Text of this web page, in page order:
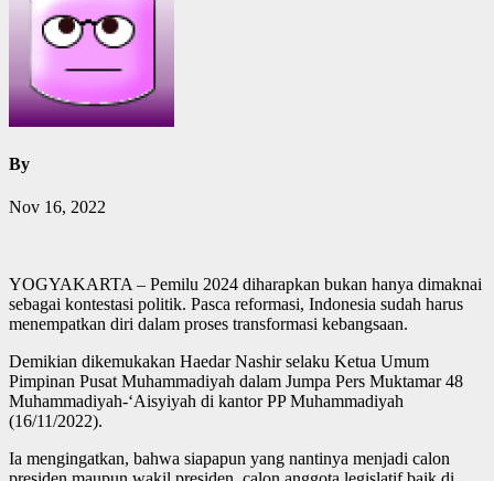
By
Nov 16, 2022
YOGYAKARTA – Pemilu 2024 diharapkan bukan hanya dimaknai
sebagai kontestasi politik. Pasca reformasi, Indonesia sudah harus
menempatkan diri dalam proses transformasi kebangsaan.
Demikian dikemukakan Haedar Nashir selaku Ketua Umum
Pimpinan Pusat Muhammadiyah dalam Jumpa Pers Muktamar 48
Muhammadiyah-‘Aisyiyah di kantor PP Muhammadiyah
(16/11/2022).
Ia mengingatkan, bahwa siapapun yang nantinya menjadi calon